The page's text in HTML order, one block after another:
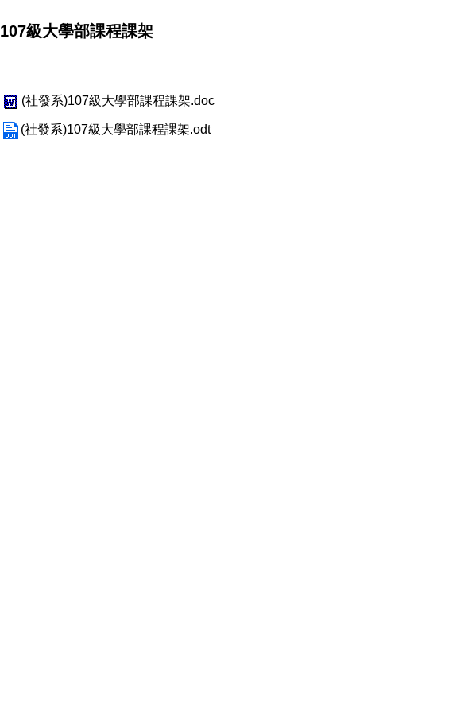
107級大學部課程課架
(社發系)107級大學部課程課架.doc
(社發系)107級大學部課程課架.odt